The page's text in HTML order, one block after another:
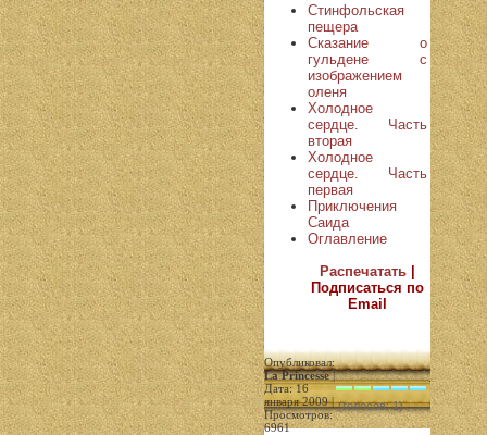
Стинфольская
пещера
Сказание о
гульдене с
изображением
оленя
Холодное
сердце. Часть
вторая
Холодное
сердце. Часть
первая
Приключения
Саида
Оглавление
Распечатать
Подписаться по
Email
Опубликовал:
La Princesse|
Дата: 16
января 2009 |
Просмотров:
6961
(голосов: 1)